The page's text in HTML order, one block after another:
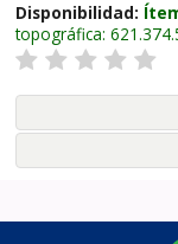
Disponibilidad:
topográfica: